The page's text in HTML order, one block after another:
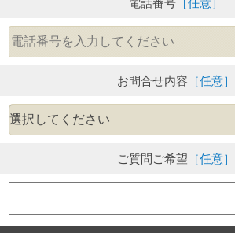
電話番号 ［任意］
お問合せ内容 ［任意］
ご質問ご希望 ［任意］